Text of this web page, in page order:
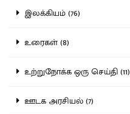
இலக்கியம் (76)
உரைகள் (8)
உற்றுநோக்க ஒரு செய்தி (11)
ஊடக அரசியல் (7)